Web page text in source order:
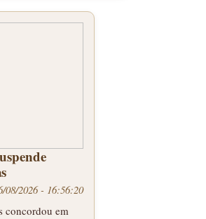
08/2026 - 16:56:20
concordou em